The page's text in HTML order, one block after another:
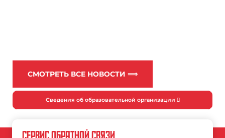
СМОТРЕТЬ ВСЕ НОВОСТИ ⟹
Сведения об образовательной организации